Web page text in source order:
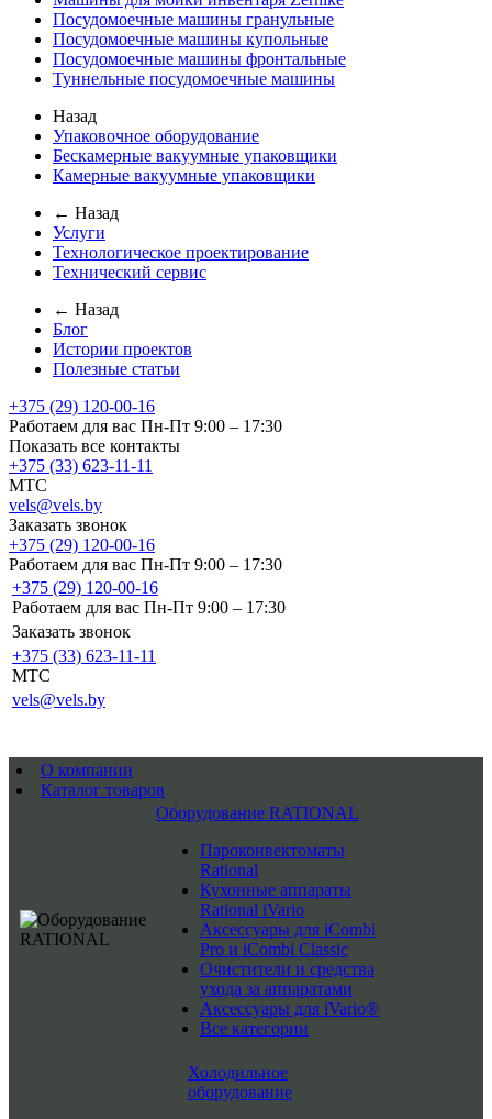
Посудомоечные машины гранульные
Посудомоечные машины купольные
Посудомоечные машины фронтальные
Туннельные посудомоечные машины
Назад
Упаковочное оборудование
Бескамерные вакуумные упаковщики
Камерные вакуумные упаковщики
← Назад
Услуги
Технологическое проектирование
Технический сервис
← Назад
Блог
Истории проектов
Полезные статьи
+375 (29) 120-00-16
Работаем для вас Пн-Пт 9:00 – 17:30
Показать все контакты
+375 (33) 623-11-11
MTC
vels@vels.by
Заказать звонок
+375 (29) 120-00-16
Работаем для вас Пн-Пт 9:00 – 17:30
+375 (29) 120-00-16
Работаем для вас Пн-Пт 9:00 – 17:30
Заказать звонок
+375 (33) 623-11-11
MTC
vels@vels.by
О компании
Каталог товаров
Оборудование RATIONAL
Пароконвектоматы
Rational
Кухонные аппараты
Rational iVario
Аксессуары для iCombi
Pro и iCombi Classic
Очистители и средства
ухода за аппаратами
Аксессуары для iVario®
Все категории
Холодильное
оборудование